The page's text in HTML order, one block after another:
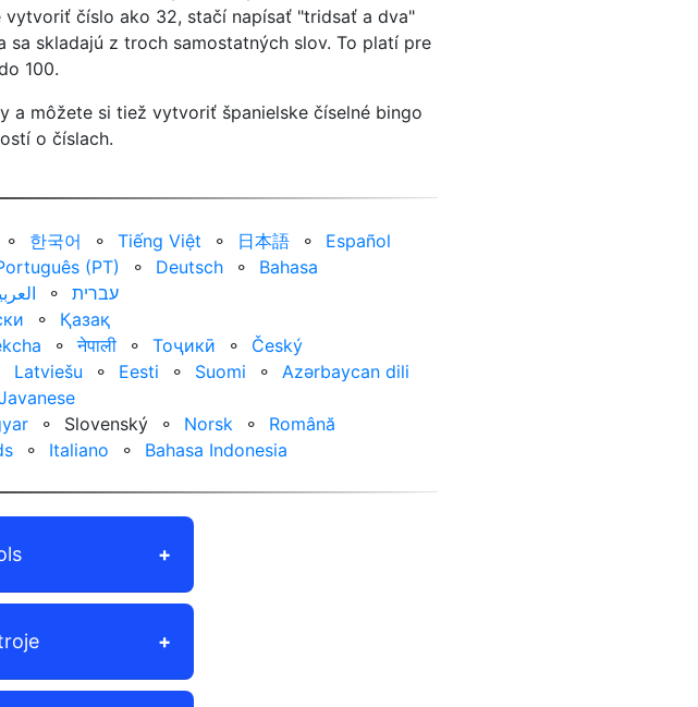
číslo ako 32, stačí napísať "tridsať a dva"
skladajú z troch samostatných slov. To platí pre
100.
a môžete si tiež vytvoriť španielske číselné bingo
o číslach.
⚬ 한국어 ⚬ Tiếng Việt ⚬ 日本語 ⚬
Español
(PT) ⚬ Deutsch ⚬
Bahasa
⚬
עברית‏
⚬
Қазақ
⚬ नेपाली ⚬ Тоҷикӣ ⚬
Český
Latviešu ⚬ Eesti ⚬ Suomi ⚬
Azərbaycan dili
⚬ Slovenský ⚬ Norsk ⚬
Română
⚬ Italiano ⚬ Bahasa Indonesia